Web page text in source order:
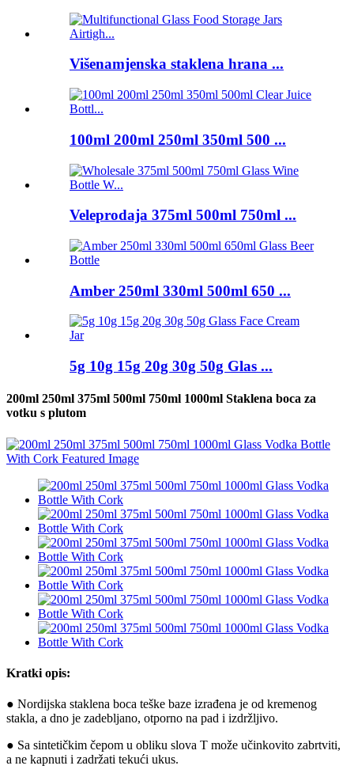
Višenamjenska staklena hrana ...
100ml 200ml 250ml 350ml 500 ...
Veleprodaja 375ml 500ml 750ml ...
Amber 250ml 330ml 500ml 650 ...
5g 10g 15g 20g 30g 50g Glas ...
200ml 250ml 375ml 500ml 750ml 1000ml Staklena boca za
votku s plutom
Kratki opis:
● Nordijska staklena boca teške baze izrađena je od kremenog
stakla, a dno je zadebljano, otporno na pad i izdržljivo.
● Sa sintetičkim čepom u obliku slova T može učinkovito zabrtviti,
a ne kapnuti i zadržati tekući ukus.